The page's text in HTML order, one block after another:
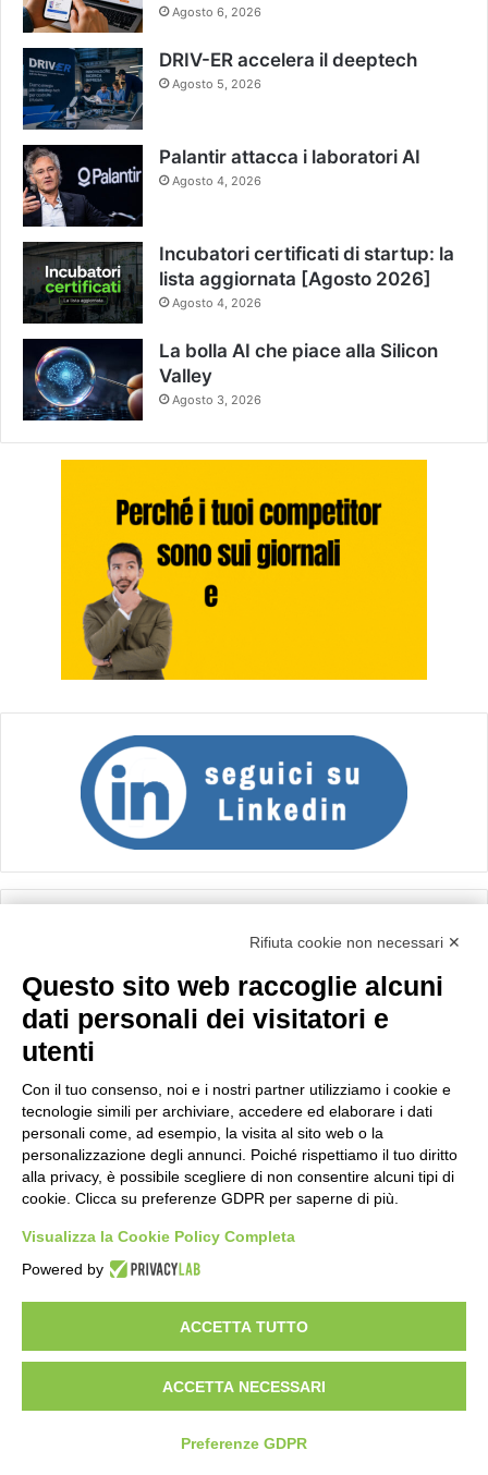
Agosto 6, 2026
DRIV-ER accelera il deeptech
Agosto 5, 2026
Palantir attacca i laboratori AI
Agosto 4, 2026
Incubatori certificati di startup: la
lista aggiornata [Agosto 2026]
Agosto 4, 2026
La bolla AI che piace alla Silicon
Valley
Agosto 3, 2026
Importo netto (€):
Calcola
Scorporo IVA
Importo lordo (€):
Rifiuta cookie non necessari ✕
Questo sito web raccoglie alcuni
dati personali dei visitatori e
utenti
Con il tuo consenso, noi e i nostri partner utilizziamo i cookie e
tecnologie simili per archiviare, accedere ed elaborare i dati
personali come, ad esempio, la visita al sito web o la
personalizzazione degli annunci. Poiché rispettiamo il tuo diritto
alla privacy, è possibile scegliere di non consentire alcuni tipi di
cookie. Clicca su preferenze GDPR per saperne di più.
Visualizza la Cookie Policy Completa
Powered by
ACCETTA TUTTO
ACCETTA NECESSARI
Preferenze GDPR